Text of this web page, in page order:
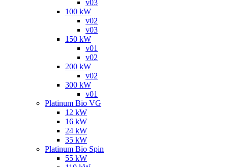
v03
100 kW
v02
v03
150 kW
v01
v02
200 kW
v02
300 kW
v01
Platinum Bio VG
12 kW
16 kW
24 kW
35 kW
Platinum Bio Spin
55 kW